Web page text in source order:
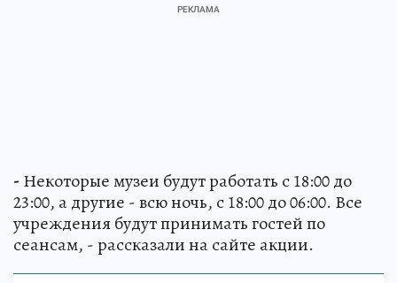
- Некоторые музеи будут работать с 18:00 до
23:00, а другие - всю ночь, с 18:00 до 06:00. Все
учреждения будут принимать гостей по
сеансам, - рассказали на сайте акции.